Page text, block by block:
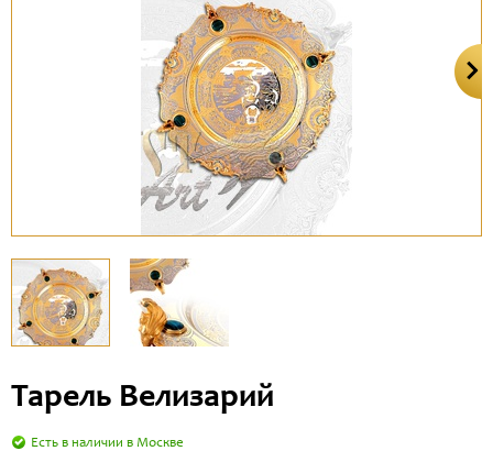
Тарель Велизарий
Есть в наличии в Москве